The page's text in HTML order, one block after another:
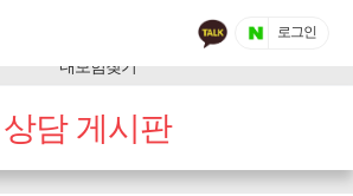
로그인
상담 게시판